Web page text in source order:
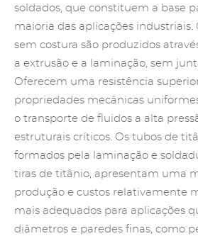
soldados, que constituem a base
maioria das aplicações
sem costura são produzidos
a extrusão e a laminação, sem
Oferecem uma resistência
propriedades mecânicas
o transporte de fluidos a alta
estruturais críticos. Os tubos de
formados pela laminação e
tiras de titânio, apresentam uma
produção e custos relativamente
mais adequados para aplicações
diâmetros e paredes finas, como